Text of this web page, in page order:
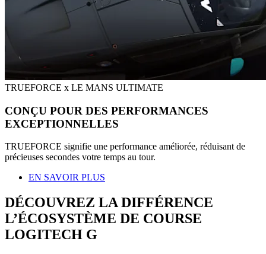
TRUEFORCE x LE MANS ULTIMATE
CONÇU POUR DES PERFORMANCES
EXCEPTIONNELLES
TRUEFORCE signifie une performance améliorée, réduisant de
précieuses secondes votre temps au tour.
EN SAVOIR PLUS
DÉCOUVREZ LA DIFFÉRENCE
L’ÉCOSYSTÈME DE COURSE
LOGITECH G